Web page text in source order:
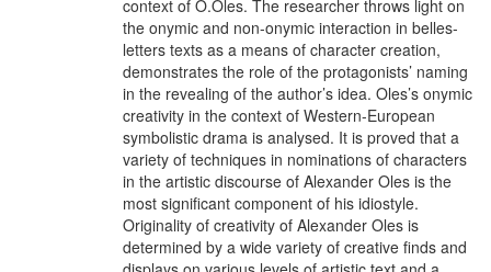
context of O.Oles. The researcher throws light on
the onymic and non-onymic interaction in belles-
letters texts as a means of character creation,
demonstrates the role of the protagonists’ naming
in the revealing of the author’s idea. Oles’s onymic
creativity in the context of Western-European
symbolistic drama is analysed. It is proved that a
variety of techniques in nominations of characters
in the artistic discourse of Alexander Oles is the
most significant component of his idiostyle.
Originality of creativity of Alexander Oles is
determined by a wide variety of creative finds and